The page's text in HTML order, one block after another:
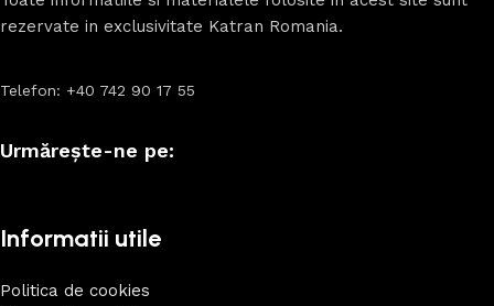
rezervate in exclusivitate Katran Romania.
Telefon: +40 742 90 17 55
Urmărește-ne pe:
Informatii utile
Politica de cookies